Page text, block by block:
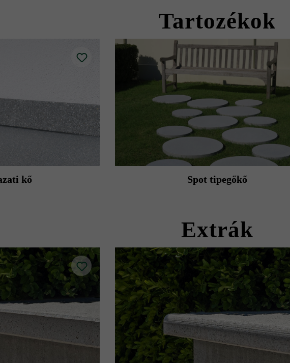
vegye figyelembe, hogy a burkolólapok színe kihatással van a napenergia tárolási
betonlapjait az éles peremű teraszbútorok által okozott sérülésektől.
vegye figyelembe a lerakási útmutatókat és a termék adatlapokat az építési tanácsok/
építési mód (cementalapú fugázás) esetén a perem mentén enyhe színváltozás
Tartozékok
kő Spot tipegőkő
Extrák